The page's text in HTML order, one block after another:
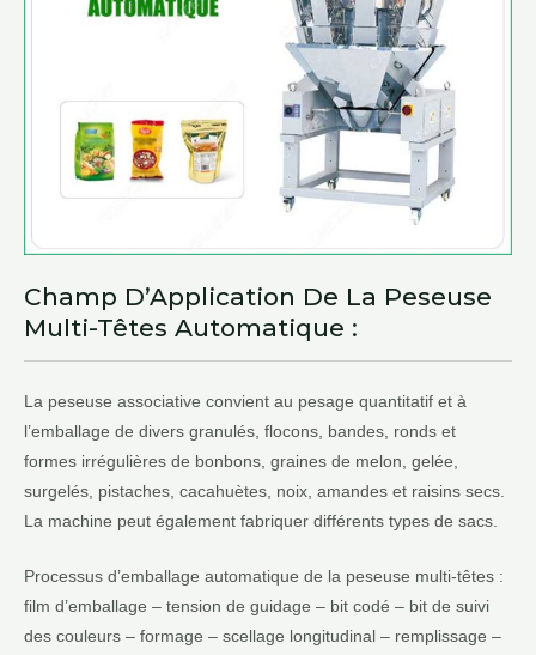
Champ D’Application De La Peseuse
Multi-Têtes Automatique :
La peseuse associative convient au pesage quantitatif et à
l’emballage de divers granulés, flocons, bandes, ronds et
formes irrégulières de bonbons, graines de melon, gelée,
surgelés, pistaches, cacahuètes, noix, amandes et raisins secs.
La machine peut également fabriquer différents types de sacs.
Processus d’emballage automatique de la peseuse multi-têtes :
film d’emballage – tension de guidage – bit codé – bit de suivi
des couleurs – formage – scellage longitudinal – remplissage –